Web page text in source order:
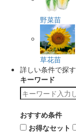
野菜苗
草花苗
詳しい条件で探す
キーワード
おすすめ条件
お得なセット